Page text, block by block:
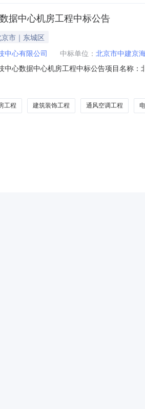
据中心机房工程中标公告
市｜东城区
中心有限公司 中标单位： 北京市中建京
中心数据中心机房工程中标公告项目名称
标价格：陆佰陆拾柒万叁仟壹佰陆拾玖元
工程 建筑装饰工程 通风空调工程